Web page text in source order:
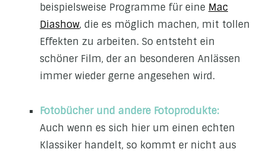
beispielsweise Programme für eine Mac
Diashow, die es möglich machen, mit tollen
Effekten zu arbeiten. So entsteht ein
schöner Film, der an besonderen Anlässen
immer wieder gerne angesehen wird.
Fotobücher und andere Fotoprodukte:
Auch wenn es sich hier um einen echten
Klassiker handelt, so kommt er nicht aus